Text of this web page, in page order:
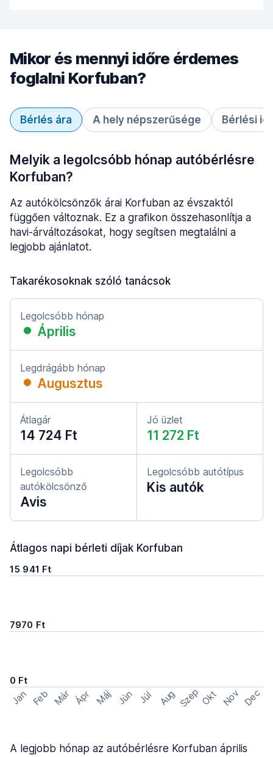
Mikor és mennyi időre érdemes
foglalni Korfuban?
Bérlés ára A hely népszerűsége Bérlési
Melyik a legolcsóbb hónap autóbérlésre
Korfuban?
Az autókölcsönzők árai Korfuban az évszaktól
függően változnak. Ez a grafikon összehasonlítja a
havi-árváltozásokat, hogy segítsen megtalálni a
legjobb ajánlatot.
Takarékosoknak szóló tanácsok
Legolcsóbb hónap
Április
Legdrágább hónap
Augusztus
Átlagár
14 724 Ft
Jó üzlet
11 272 Ft
Legolcsóbb
autókölcsönző
Avis
Legolcsóbb autótípus
Kis autók
Átlagos napi bérleti díjak Korfuban
15 941 Ft
7970 Ft
0 Ft
Jan Feb Már Ápr Máj Jún Júl Aug Szep Okt Nov Dec
A legjobb hónap az autóbérlésre Korfuban április